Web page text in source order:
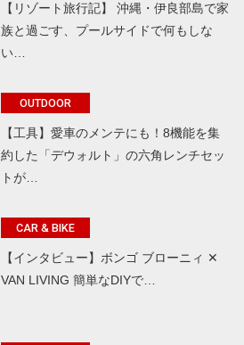
【リゾート旅行記】 沖縄・伊良部島で家
族と過ごす、プールサイドで何もしな
い…
OUTDOOR
【工具】愛車のメンテにも！8機能を集
約した「デウォルト」の六角レンチセッ
トが…
CAR & BIKE
【インタビュー】ボンゴ ブローニィ ✕
VAN LIVING 簡単なDIYで…